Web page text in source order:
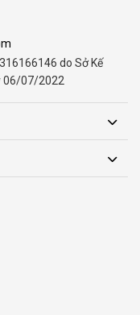
do Sở Kế
06/07/2022